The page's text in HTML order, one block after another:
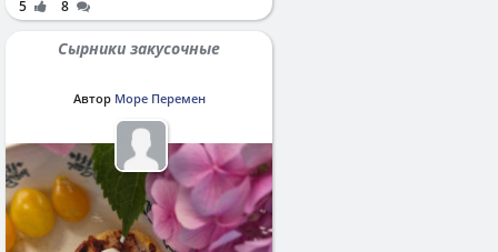
5 8
Сырники закусочные
Автор Море Перемен